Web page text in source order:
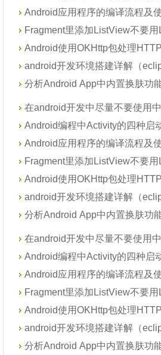
Android应用程序的编译流程及
Fragment里添加ListView不要
Android使用OKHttp包处理
android开发环境搭建详解（
分析Android App中内置换肤功
在android开发中尽量不要使用
Android编程中Activity的四种启
Android应用程序的编译流程及
Fragment里添加ListView不要
Android使用OKHttp包处理
android开发环境搭建详解（
分析Android App中内置换肤功
在android开发中尽量不要使用
Android编程中Activity的四种启
Android应用程序的编译流程及
Fragment里添加ListView不要
Android使用OKHttp包处理
android开发环境搭建详解（
分析Android App中内置换肤功